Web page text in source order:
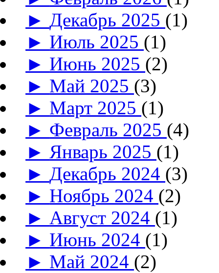
►Декабрь 2025 (1)
► Июль 2025 (1)
► Июнь 2025 (2)
► Май 2025 (3)
► Март 2025 (1)
► Февраль 2025 (4)
► Январь 2025 (1)
►Декабрь 2024 (3)
► Ноябрь 2024 (2)
► Август 2024 (1)
► Июнь 2024 (1)
► Май 2024 (2)